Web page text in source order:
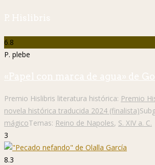
P. Hislibris
6.8
P. plebe
«Papel con marca de agua» de
Premio Hislibris literatura histórica: Premio
novela histórica traducida 2024 (finalista)
mágicoTemas: Reino de Napoles, S. XIV a. C.
3
8.3